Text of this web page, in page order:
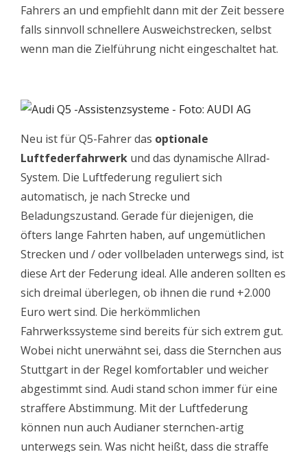
Fahrers an und empfiehlt dann mit der Zeit bessere
falls sinnvoll schnellere Ausweichstrecken, selbst
wenn man die Zielführung nicht eingeschaltet hat.
Neu ist für Q5-Fahrer das optionale
Luftfederfahrwerk und das dynamische Allrad-
System. Die Luftfederung reguliert sich
automatisch, je nach Strecke und
Beladungszustand. Gerade für diejenigen, die
öfters lange Fahrten haben, auf ungemütlichen
Strecken und / oder vollbeladen unterwegs sind, ist
diese Art der Federung ideal. Alle anderen sollten es
sich dreimal überlegen, ob ihnen die rund +2.000
Euro wert sind. Die herkömmlichen
Fahrwerkssysteme sind bereits für sich extrem gut.
Wobei nicht unerwähnt sei, dass die Sternchen aus
Stuttgart in der Regel komfortabler und weicher
abgestimmt sind. Audi stand schon immer für eine
straffere Abstimmung. Mit der Luftfederung
können nun auch Audianer sternchen-artig
unterwegs sein. Was nicht heißt, dass die straffe